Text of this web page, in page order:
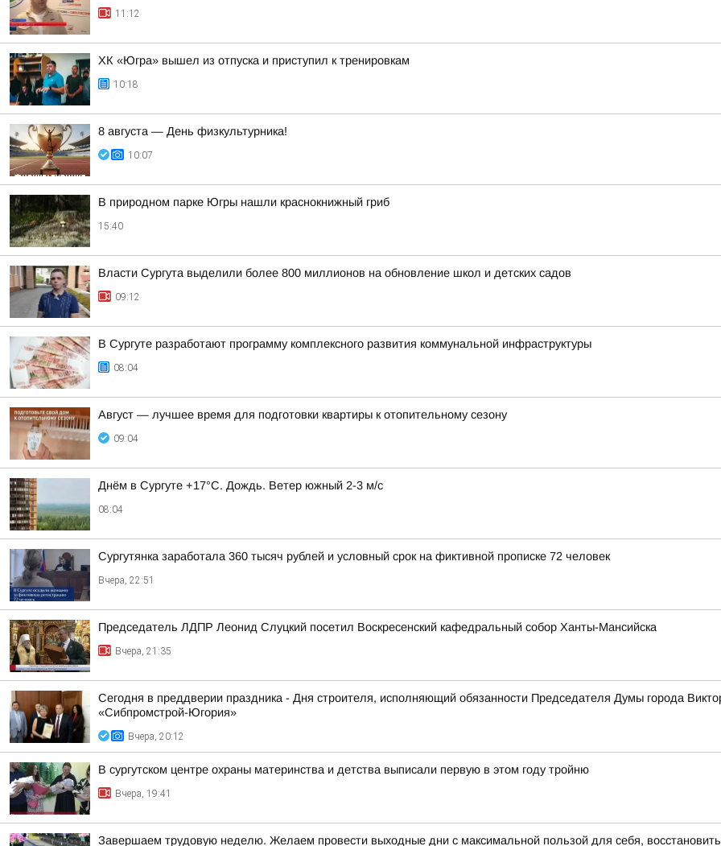
11:12
ХК «Югра» вышел из отпуска и приступил к тренировкам
10:18
8 августа — День физкультурника!
10:07
В природном парке Югры нашли краснокнижный гриб
15:40
Власти Сургута выделили более 800 миллионов на обновление школ и детских садов
09:12
В Сургуте разработают программу комплексного развития коммунальной инфраструктуры
08:04
Август — лучшее время для подготовки квартиры к отопительному сезону
09:04
Днём в Сургуте +17°С. Дождь. Ветер южный 2-3 м/с
08:04
Сургутянка заработала 360 тысяч рублей и условный срок на фиктивной прописке 72 человек
Вчера, 22:51
Председатель ЛДПР Леонид Слуцкий посетил Воскресенский кафедральный собор Ханты-Мансийска
Вчера, 21:35
Сегодня в преддверии праздника - Дня строителя, исполняющий обязанности Председателя Думы города
«Сибпромстрой-Югория»
Вчера, 20:12
В сургутском центре охраны материнства и детства выписали первую в этом году тройню
Вчера, 19:41
Завершаем трудовую неделю. Желаем провести выходные дни с максимальной пользой для себя,